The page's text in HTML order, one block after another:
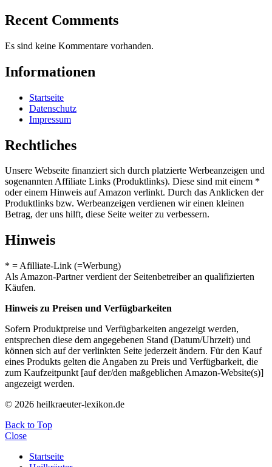
Recent Comments
Es sind keine Kommentare vorhanden.
Informationen
Startseite
Datenschutz
Impressum
Rechtliches
Unsere Webseite finanziert sich durch platzierte Werbeanzeigen und
sogenannten Affiliate Links (Produktlinks). Diese sind mit einem *
oder einem Hinweis auf Amazon verlinkt. Durch das Anklicken der
Produktlinks bzw. Werbeanzeigen verdienen wir einen kleinen
Betrag, der uns hilft, diese Seite weiter zu verbessern.
Hinweis
* = Afilliate-Link (=Werbung)
Als Amazon-Partner verdient der Seitenbetreiber an qualifizierten
Käufen.
Hinweis zu Preisen und Verfügbarkeiten
Sofern Produktpreise und Verfügbarkeiten angezeigt werden,
entsprechen diese dem angegebenen Stand (Datum/Uhrzeit) und
können sich auf der verlinkten Seite jederzeit ändern. Für den Kauf
eines Produkts gelten die Angaben zu Preis und Verfügbarkeit, die
zum Kaufzeitpunkt [auf der/den maßgeblichen Amazon-Website(s)]
angezeigt werden.
© 2026 heilkraeuter-lexikon.de
Back to Top
Close
Startseite